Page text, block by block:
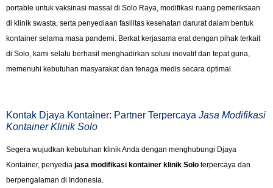
portable untuk vaksinasi massal di Solo Raya, modifikasi ruang pemeriksaan
di klinik swasta, serta penyediaan fasilitas kesehatan darurat dalam bentuk
kontainer selama masa pandemi. Berkat kerjasama erat dengan pihak terkait
di Solo, kami selalu berhasil menghadirkan solusi inovatif dan tepat guna,
memenuhi kebutuhan masyarakat dan tenaga medis secara optimal.
Kontak Djaya Kontainer: Partner Terpercaya Jasa Modifikasi
Kontainer Klinik Solo
Segera wujudkan kebutuhan klinik Anda dengan menghubungi Djaya
Kontainer, penyedia jasa modifikasi kontainer klinik Solo terpercaya dan
berpengalaman di Indonesia.